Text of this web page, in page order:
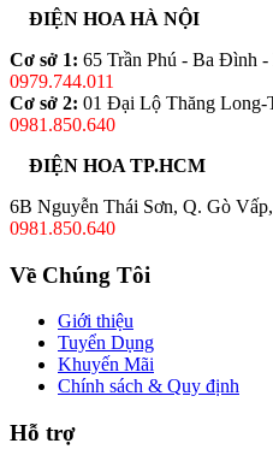
ĐIỆN HOA HÀ NỘI
Cơ sở 1: 65 Trần Phú - Ba Đình
0979.744.011
Cơ sở 2: 01 Đại Lộ Thăng
0981.850.640
ĐIỆN HOA TP.HCM
6B Nguyễn Thái Sơn, Q. Gò
0981.850.640
Về Chúng Tôi
Giới thiệu
Tuyển Dụng
Khuyến Mãi
Chính sách & Quy định
Hỗ trợ